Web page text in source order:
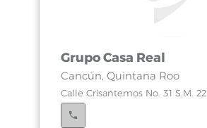
Grupo Casa Real
Cancún, Quintana Roo
Calle Crisantemos No. 31 S.M. 22